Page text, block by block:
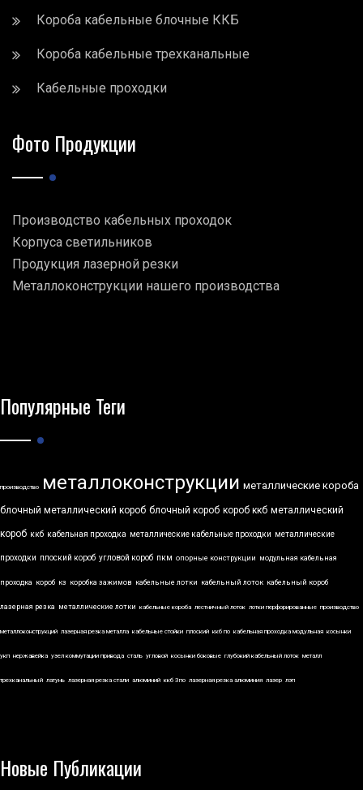
Короба кабельные блочные ККБ
Короба кабельные трехканальные
Кабельные проходки
Фото Продукции
Производство кабельных проходок
Корпуса светильников
Продукция лазерной резки
Металлоконструкции нашего производства
Популярные Теги
производство металлоконструкции металлические короба
блочный металлический короб блочный короб короб ккб металлический
короб ккб кабельная проходка металлические кабельные проходки металлические
проходки плоский короб угловой короб пкм опорные конструкции модульная кабельная
проходка короб кз коробка зажимов кабельные лотки кабельный лоток кабельный короб
лазерная резка металлические лотки кабельные короба лестничный лоток лотки перфорированные производство
металлоконструкций лазерная резка металла кабельные стойки плоский ккб по кабельная проходка модульная косынки
укп нержавейка узел коммутации привода сталь угловой косынки боковые глубокий кабельный лоток металл
трехканальный латунь лазерная резка стали алюминий ккб 3по лазерная резка алюминия лазер лэп
Новые Публикации